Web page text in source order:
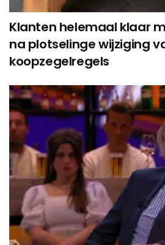
Klanten helemaal klaar
na plotselinge wijziging
koopzegelregels